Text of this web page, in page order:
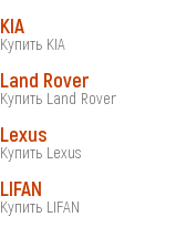
KIA
Купить KIA
Land Rover
Купить Land Rover
Lexus
Купить Lexus
LIFAN
Купить LIFAN